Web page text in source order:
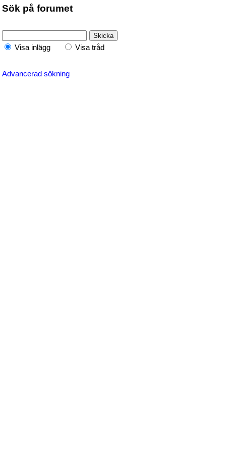
Sök på forumet
Visa inlägg Visa tråd
Advancerad sökning